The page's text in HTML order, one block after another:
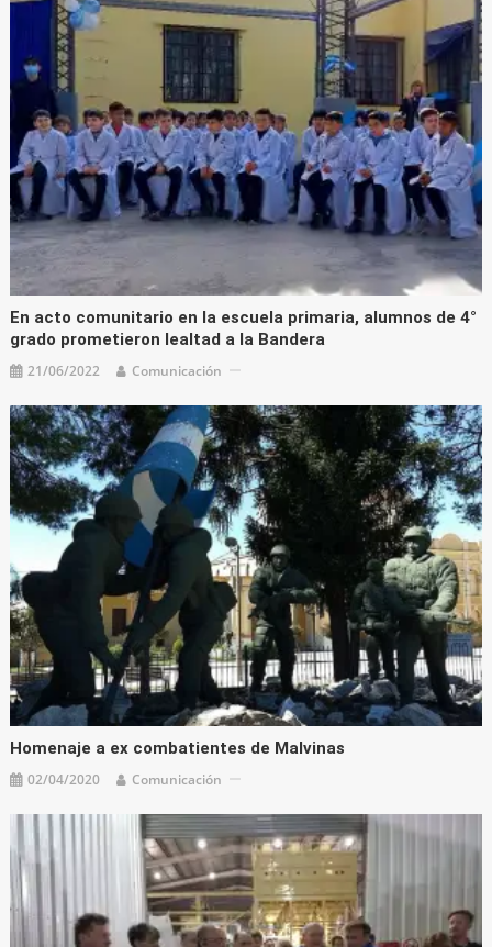
En acto comunitario en la escuela primaria, alumnos de 4°
grado prometieron lealtad a la Bandera
21/06/2022 Comunicación
Homenaje a ex combatientes de Malvinas
02/04/2020 Comunicación